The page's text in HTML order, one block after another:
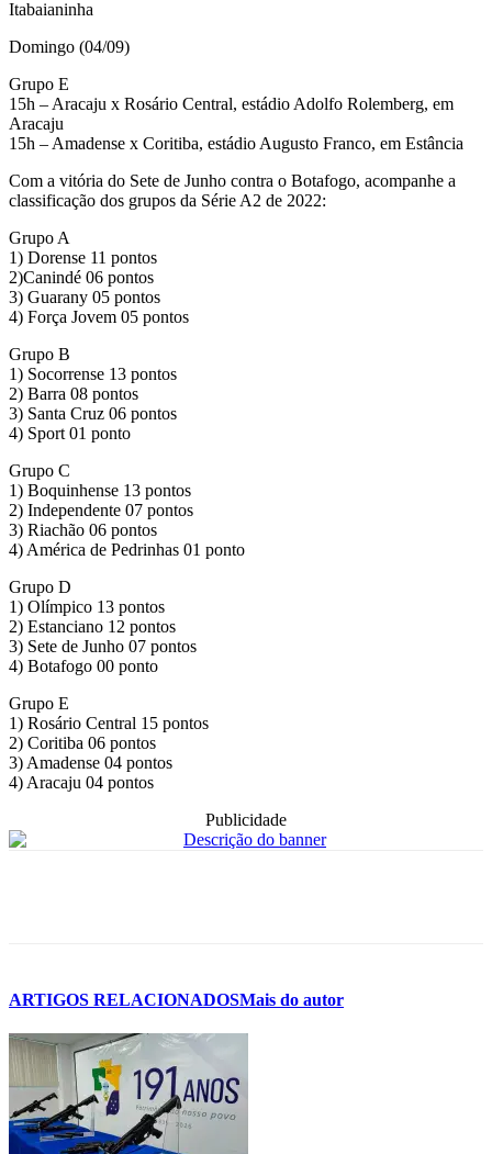
Itabaianinha
Domingo (04/09)
Grupo E
15h – Aracaju x Rosário Central, estádio Adolfo Rolemberg, em
Aracaju
15h – Amadense x Coritiba, estádio Augusto Franco, em Estância
Com a vitória do Sete de Junho contra o Botafogo, acompanhe a
classificação dos grupos da Série A2 de 2022:
Grupo A
1) Dorense 11 pontos
2)Canindé 06 pontos
3) Guarany 05 pontos
4) Força Jovem 05 pontos
Grupo B
1) Socorrense 13 pontos
2) Barra 08 pontos
3) Santa Cruz 06 pontos
4) Sport 01 ponto
Grupo C
1) Boquinhense 13 pontos
2) Independente 07 pontos
3) Riachão 06 pontos
4) América de Pedrinhas 01 ponto
Grupo D
1) Olímpico 13 pontos
2) Estanciano 12 pontos
3) Sete de Junho 07 pontos
4) Botafogo 00 ponto
Grupo E
1) Rosário Central 15 pontos
2) Coritiba 06 pontos
3) Amadense 04 pontos
4) Aracaju 04 pontos
Publicidade
ARTIGOS RELACIONADOSMais do autor